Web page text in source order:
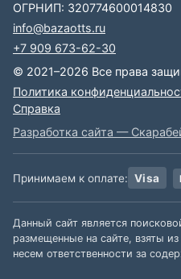
ОГРНИП: 320774600014830
info@bazaotts.ru
+7 909 673-62-30
© 2021–2026 Все права
Политика
Справка
Разработка сайта —
Принимаем к оплате: Visa
Данный сайт является
размещенные на сайте, взяты
несем ответственности за